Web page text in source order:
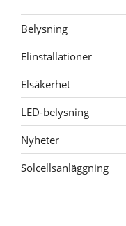
Belysning
Elinstallationer
Elsäkerhet
LED-belysning
Nyheter
Solcellsanläggning